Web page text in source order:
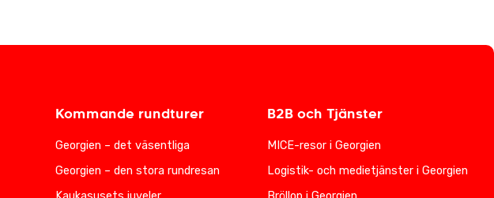
Kommande rundturer
Georgien – det väsentliga
Georgien – den stora rundresan
B2B och Tjänster
MICE-resor i Georgien
Logistik- och medietjänster i Georgien